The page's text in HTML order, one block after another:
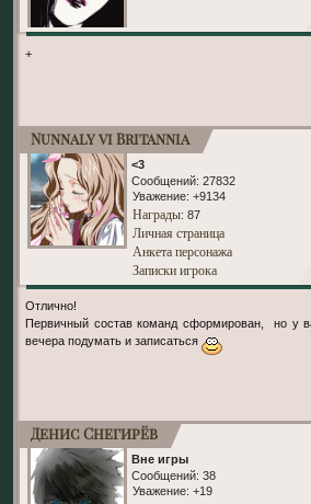
+
Nunnaly vi Britannia
<3
Сообщений: 27832
Уважение: +9134
Награды: 87
Личная страница
Анкета персонажа
Записки игрока
Отлично!
Первичный состав команд сформирован, но у
вечера подумать и записаться
Денис Снегирёв
Вне игры
Сообщений: 38
Уважение: +19